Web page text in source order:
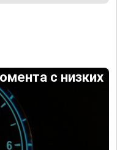
с низких